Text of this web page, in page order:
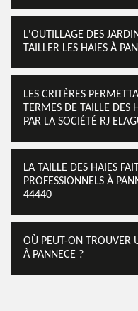
L'OUTILLAGE DES
TAILLER LES HAIES À
LES CRITÈRES
TERMES DE TAILLE DES
PAR LA SOCIÉTÉ RJ
LA TAILLE DES HAIES
PROFESSIONNELS À
44440
OÙ PEUT-ON TROUVER
À PANNECE ?